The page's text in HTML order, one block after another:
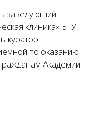
заведующий
клиника» БГУ
куратор
по оказанию
Академии